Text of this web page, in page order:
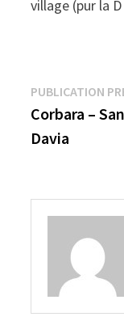
village (pur la
de
PUBLICATION
Corbara –
Davia